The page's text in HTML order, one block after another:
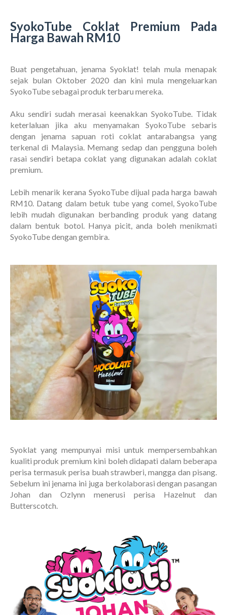
SyokoTube Coklat Premium Pada
Harga Bawah RM10
Buat pengetahuan, jenama Syoklat! telah mula menapak
sejak bulan Oktober 2020 dan kini mula mengeluarkan
SyokoTube sebagai produk terbaru mereka.
Aku sendiri sudah merasai keenakkan SyokoTube. Tidak
keterlaluan jika aku menyamakan SyokoTube sebaris
dengan jenama sapuan roti coklat antarabangsa yang
terkenal di Malaysia. Memang sedap dan pengguna boleh
rasai sendiri betapa coklat yang digunakan adalah coklat
premium.
Lebih menarik kerana SyokoTube dijual pada harga bawah
RM10. Datang dalam betuk tube yang comel, SyokoTube
lebih mudah digunakan berbanding produk yang datang
dalam bentuk botol. Hanya picit, anda boleh menikmati
SyokoTube dengan gembira.
Syoklat yang mempunyai misi untuk mempersembahkan
kualiti produk premium kini boleh didapati dalam beberapa
perisa termasuk perisa buah strawberi, mangga dan pisang.
Sebelum ini jenama ini juga berkolaborasi dengan pasangan
Johan dan Ozlynn menerusi perisa Hazelnut dan
Butterscotch.